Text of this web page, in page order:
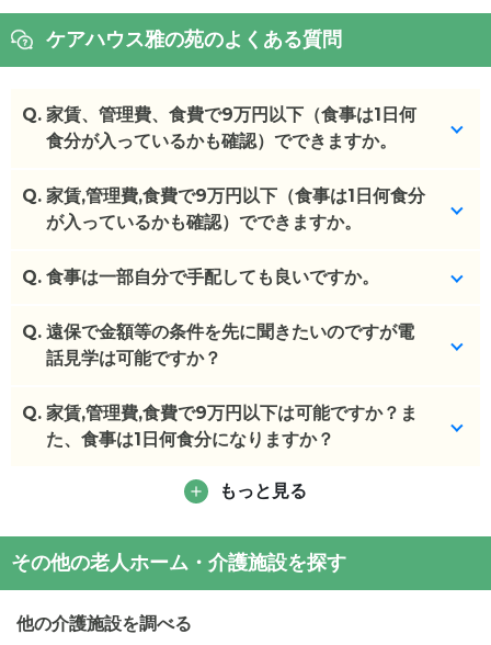
ケアハウス雅の苑のよくある質問
Q. 家賃、管理費、食費で9万円以下（食事は1日何
食分が入っているかも確認）でできますか。
年金が年276万円だと最低料金9万4440円＋6万＝14
万5000円となります。食事は朝・昼・晩3食ついて
6940円込みで最低料金9万4440円です。電気代は
ーターがあります。洗濯機がお部屋にはありません
ので、一回200円程となっております。乾燥機を使
(回答者: 施設担当者,回答日: 2024/03/12)
Q. 家賃,管理費,食費で9万円以下（食事は1日何食分
が入っているかも確認）でできますか。
はい、必須です。
(回答者: 施設担当者,回答日: 2024/03/08)
Q. 食事は一部自分で手配しても良いですか。
1か月4万6940円の食費はお支払いとなります。
社会福祉法人のため、決められた料金があり、施設
(回答者: 施設担当者,回答日: 2024/03/12)
Q. 遠保で金額等の条件を先に聞きたいのですが電
話見学は可能ですか？
はい、可能です。
Q. 家賃,管理費,食費で9万円以下は可能ですか？ま
た、食事は1日何食分になりますか？
年金276万円ですと最低料金9万4440円＋6万＝14万
食事は朝・昼・晩ついていて4万6940円になりま
もっと見る
その他の老人ホーム・介護施設を探す
他の介護施設を調べる